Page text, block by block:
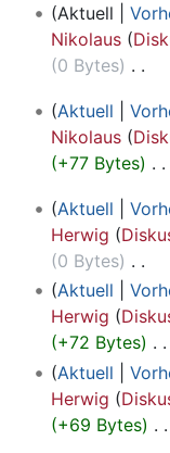
Januar
2018
Aktuell
Nikolaus
0 Bytes
e
i
n
B
e
a
r
b
e
i
t
u
15.
Dezember
2017
Aktuell
Nikolaus
+77 Bytes
e
i
n
e
B
e
a
r
b
Dezember
2017
Aktuell
Herwig
0 Bytes
K
e
i
n
e
B
Aktuell
Herwig
+72 Bytes
K
e
i
Aktuell
Herwig
+69 Bytes